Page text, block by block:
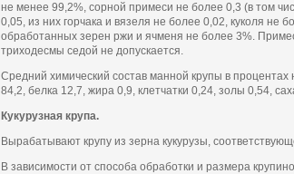
не менее 99,2%, сорной примеси не более 0,3 (в том
0,05, из них горчака и вязеля не более 0,02, куколя не
обработанных зерен ржи и ячменя не более 3%.
триходесмы седой не допускается.
Средний химический состав манной крупы в
84,2, белка 12,7, жира 0,9, клетчатки 0,24, золы 0,54,
Кукурузная крупа.
Вырабатывают крупу из зерна кукурузы,
В зависимости от способа обработки и размера